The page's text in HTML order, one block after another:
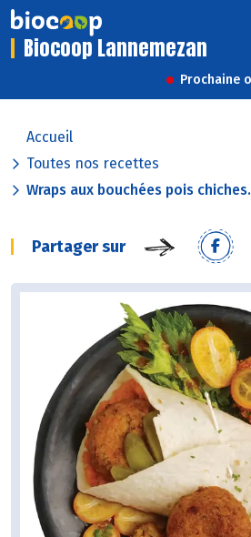
Biocoop Lannemezan
Prochaine
Accueil
Toutes nos recettes
Wraps aux bouchées pois
Partager sur